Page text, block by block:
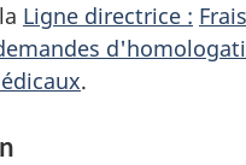
Ligne directrice :
.